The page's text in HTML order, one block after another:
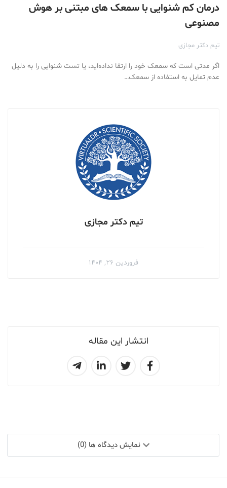
انتشار این مقاله
درمان کم شنوایی با سمعک های مبتنی بر هوش
مصنوعی
تیم دکتر مجازی
اگر مدتی است که سمعک خود را ارتقا نداده‌اید، یا تست شنوایی را به دلیل
عدم تمایل به استفاده از سمعک…
تیم دکتر مجازی
فروردین ۲۶, ۱۴۰۴
نمایش دیدگاه ها (0)